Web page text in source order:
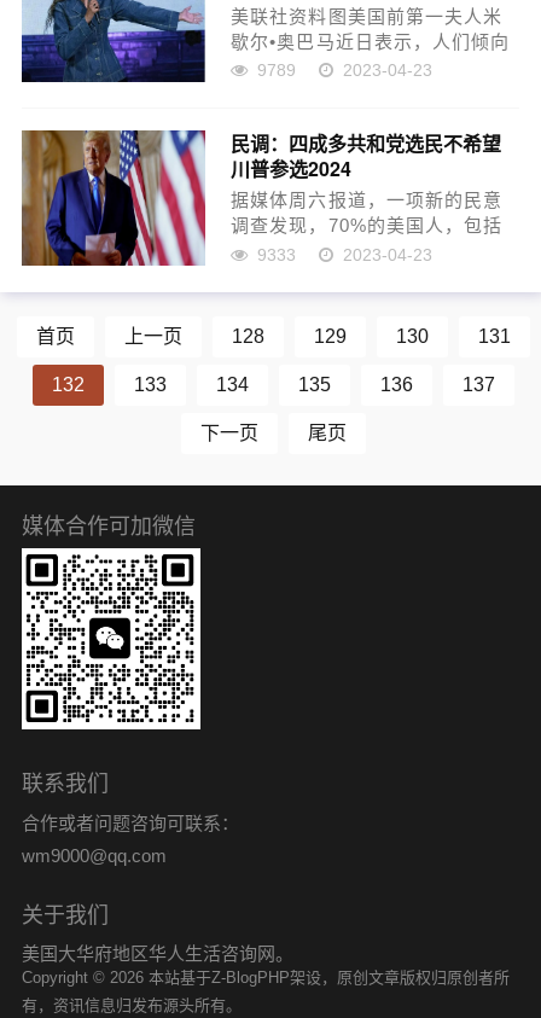
美联社资料图美国前第一夫人米
歇尔•奥巴马近日表示，人们倾向
于“将婚姻浪漫化”，而事实是婚姻
“CBS晨间新闻”（CBS
Mornings）的盖...
9789 2023-04-23
民调：四成多共和党选民不希望
川普参选2024
据媒体周六报道，一项新的民意
调查发现，70%的美国人，包括
44%的共和党人，不希望前总统
四公布的民调还显示，93%的民
9333 2023-04-23
首页 上一页 128 129 130 131
132 133 134 135 136 137
下一页 尾页
媒体合作可加微信
联系我们
合作或者问题咨询可联系：
wm9000@qq.com
关于我们
美国大华府地区华人生活咨询网。
Copyright © 2026 本站基于Z-BlogPHP架设，原创文章版权归原创者所
有，资讯信息归发布源头所有。